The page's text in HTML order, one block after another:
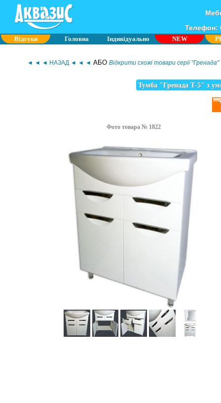
Телефон:
Відгуки Головна Індивідуально NEW
◄ ◄ ◄ НАЗАД ◄ ◄ ◄ АБО Відкрити схожі товари серії "Гренада"
Тумба "Гренада Т-5" з
Фото товара № 1822